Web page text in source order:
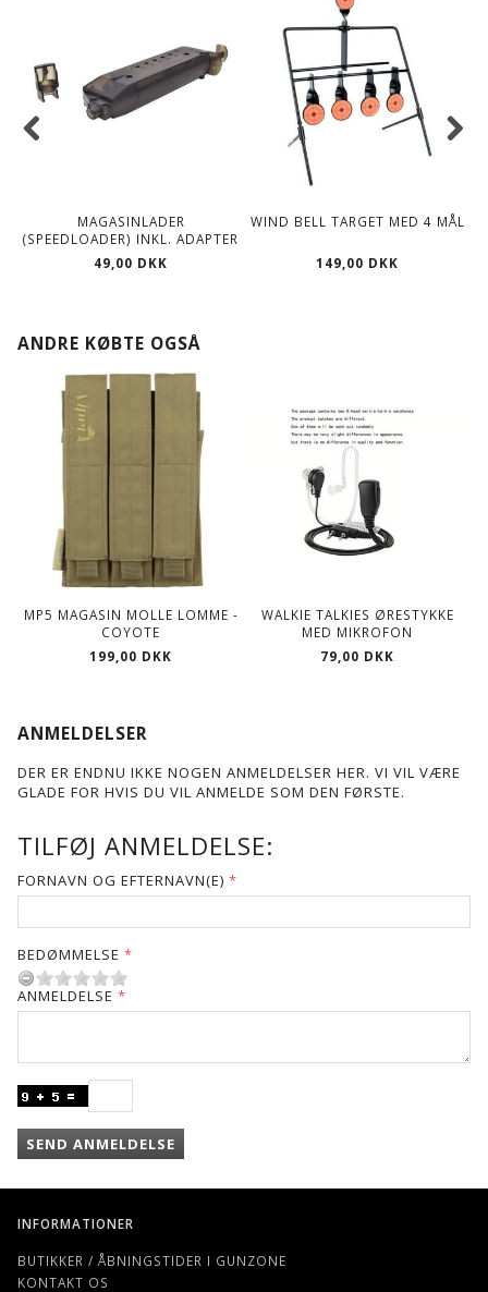
MAGASINLADER
(SPEEDLOADER) INKL. ADAPTER
49,00 DKK
WIND BELL TARGET MED 4 MÅL
149,00 DKK
ANDRE KØBTE OGSÅ
MP5 MAGASIN MOLLE LOMME -
COYOTE
199,00 DKK
WALKIE TALKIES ØRESTYKKE
MED MIKROFON
79,00 DKK
ANMELDELSER
DER ER ENDNU IKKE NOGEN ANMELDELSER HER. VI VIL VÆRE
GLADE FOR HVIS DU VIL ANMELDE SOM DEN FØRSTE.
TILFØJ ANMELDELSE:
FORNAVN OG EFTERNAVN(E)
BEDØMMELSE
ANMELDELSE
SEND ANMELDELSE
INFORMATIONER
BUTIKKER / ÅBNINGSTIDER I GUNZONE
KONTAKT OS